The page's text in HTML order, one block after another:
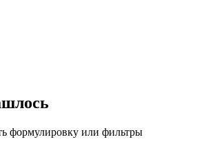
формулировку или фильтры